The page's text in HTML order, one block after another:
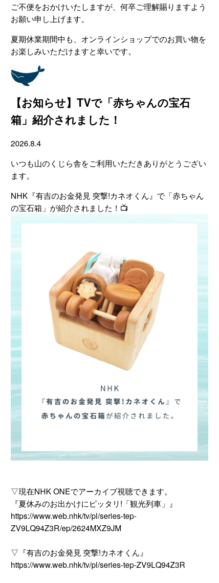
ご不便をおかけいたしますが、何卒ご理解賜りますよう
お願い申し上げます。
夏期休業期間中も、オンラインショップでのお買い物を
お楽しみいただけますと幸いです。
【お知らせ】TVで「赤ちゃんの宝石
箱」紹介されました！
2026.8.4
いつも山のくじら舎をご利用いただきありがとうござい
ます。
NHK『有吉のお金発見 突撃!カネオくん』で「赤ちゃん
の宝石箱」が紹介されました！📺
▽現在NHK ONEでアーカイブ視聴できます。
『夏休みのお出かけにピッタリ!「観光列車」』
https://www.web.nhk/tv/pl/series-tep-
ZV9LQ94Z3R/ep/2624MXZ9JM
▽『有吉のお金発見 突撃!カネオくん』
https://www.web.nhk/tv/pl/series-tep-ZV9LQ94Z3R